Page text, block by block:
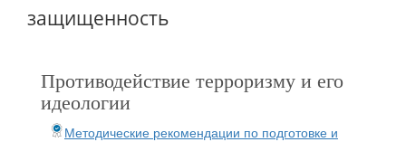
защищенность
Противодействие терроризму и его
идеологии
Методические рекомендации по подготовке и